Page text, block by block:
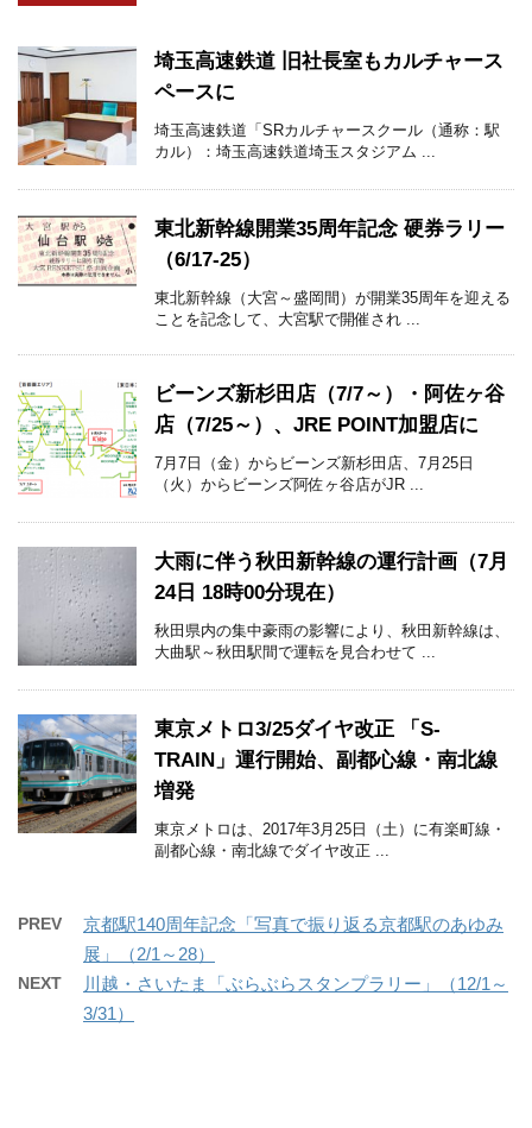
埼玉高速鉄道 旧社長室もカルチャース
ペースに
埼玉高速鉄道「SRカルチャースクール（通称：駅
カル）：埼玉高速鉄道埼玉スタジアム ...
東北新幹線開業35周年記念 硬券ラリー
（6/17-25）
東北新幹線（大宮～盛岡間）が開業35周年を迎える
ことを記念して、大宮駅で開催され ...
ビーンズ新杉田店（7/7～）・阿佐ヶ谷
店（7/25～）、JRE POINT加盟店に
7月7日（金）からビーンズ新杉田店、7月25日
（火）からビーンズ阿佐ヶ谷店がJR ...
大雨に伴う秋田新幹線の運行計画（7月
24日 18時00分現在）
秋田県内の集中豪雨の影響により、秋田新幹線は、
大曲駅～秋田駅間で運転を見合わせて ...
東京メトロ3/25ダイヤ改正 「S-
TRAIN」運行開始、副都心線・南北線
増発
東京メトロは、2017年3月25日（土）に有楽町線・
副都心線・南北線でダイヤ改正 ...
PREV
京都駅140周年記念「写真で振り返る京都駅のあゆみ
展」（2/1～28）
NEXT
川越・さいたま「ぶらぶらスタンプラリー」（12/1～
3/31）